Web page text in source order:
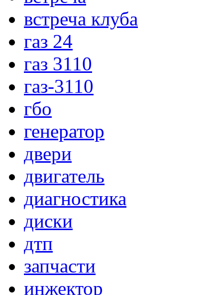
встреча клуба
газ 24
газ 3110
газ-3110
гбо
генератор
двери
двигатель
диагностика
диски
дтп
запчасти
инжектор